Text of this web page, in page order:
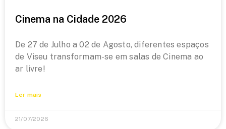
Cinema na Cidade 2026
De 27 de Julho a 02 de Agosto, diferentes espaços
de Viseu transformam-se em salas de Cinema ao
ar livre!
Ler mais
21/07/2026